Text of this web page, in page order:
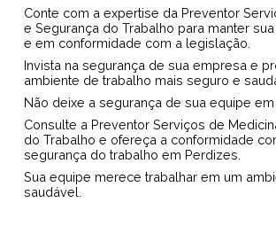
Conte com a expertise da Preventor
e Segurança do Trabalho para manter
e em conformidade com a legislação.
Invista na segurança de sua empresa e
ambiente de trabalho mais seguro e
Não deixe a segurança de sua equipe
Consulte a Preventor Serviços de
do Trabalho e ofereça a conformidade
segurança do trabalho em Perdizes.
Sua equipe merece trabalhar em um
saudável.